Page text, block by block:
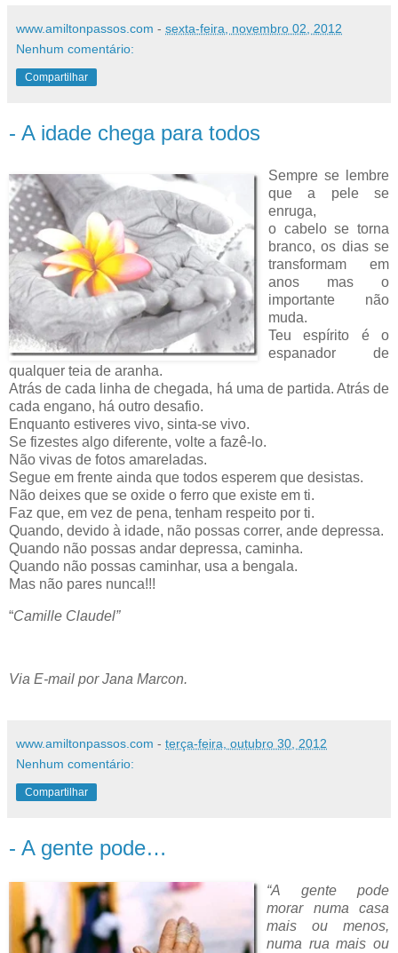
www.amiltonpassos.com - sexta-feira, novembro 02, 2012
Nenhum comentário:
Compartilhar
- A idade chega para todos
Sempre se lembre
que a pele se
enruga,
o cabelo se torna
branco, os dias se
transformam em
anos mas o
importante não
muda.
Teu espírito é o
espanador de
qualquer teia de aranha.
Atrás de cada linha de chegada, há uma de partida. Atrás de
cada engano, há outro desafio.
Enquanto estiveres vivo, sinta-se vivo.
Se fizestes algo diferente, volte a fazê-lo.
Não vivas de fotos amareladas.
Segue em frente ainda que todos esperem que desistas.
Não deixes que se oxide o ferro que existe em ti.
Faz que, em vez de pena, tenham respeito por ti.
Quando, devido à idade, não possas correr, ande depressa.
Quando não possas andar depressa, caminha.
Quando não possas caminhar, usa a bengala.
Mas não pares nunca!!!
“Camille Claudel”
Via E-mail por Jana Marcon.
www.amiltonpassos.com - terça-feira, outubro 30, 2012
Nenhum comentário:
Compartilhar
- A gente pode…
“A gente pode
morar numa casa
mais ou menos,
numa rua mais ou